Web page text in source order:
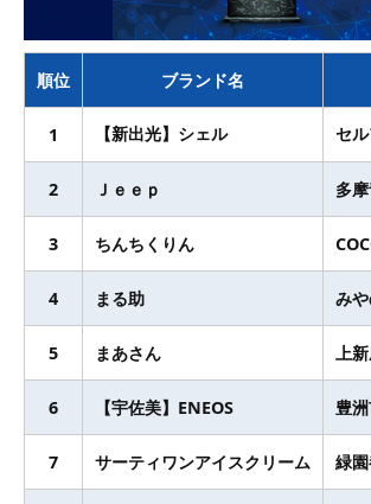
順位 ブランド名
1 【新出光】シェル セ
2 Ｊｅｅｐ 多
3 ちんちくりん
4 まる助 み
5 まあさん 上
6 【宇佐美】ENEOS 豊
7 サーティワンアイスクリーム 緑